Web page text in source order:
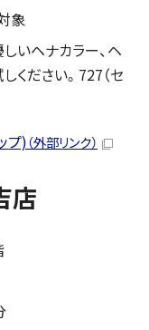
象
いヘナカラー、ヘ
ください。727（セ
プ)（外部リンク）
店